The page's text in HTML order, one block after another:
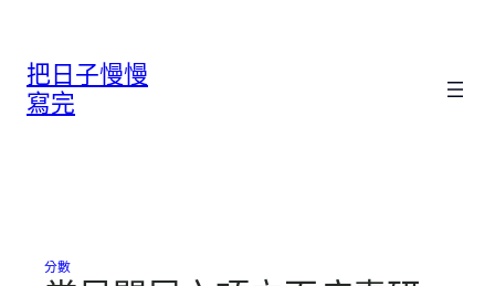
把日子慢慢
寫完
分數